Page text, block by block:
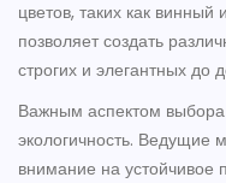
цветов, таких как
позволяет создать
строгих и элегантных до
Важным аспектом
экологичность.
внимание на устойчивое